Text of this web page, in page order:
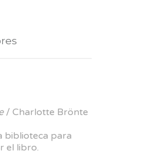
/ Charlotte Brönte
biblioteca para
el libro.